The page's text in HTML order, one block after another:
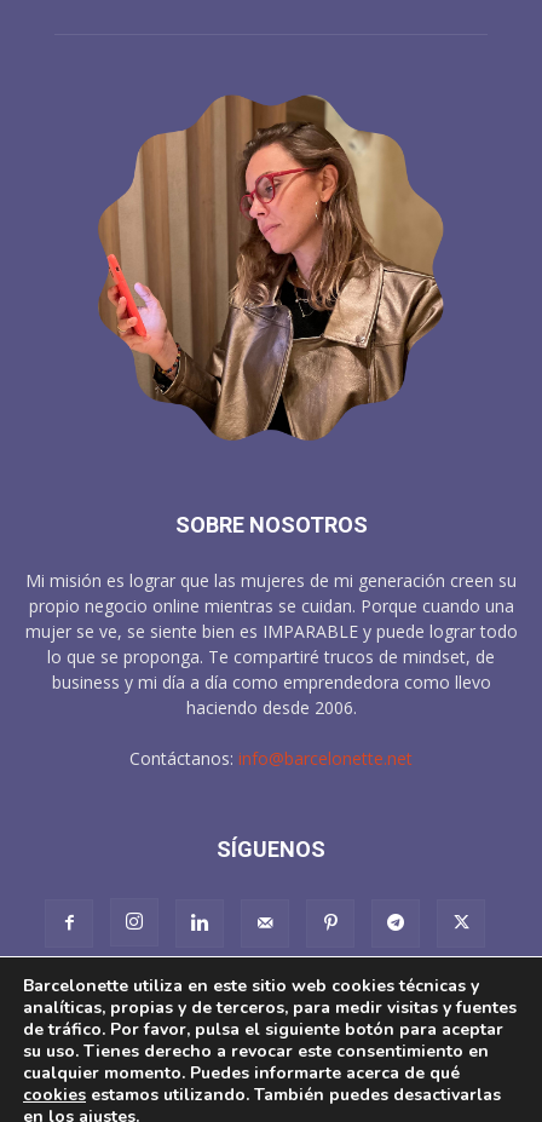
SOBRE NOSOTROS
Mi misión es lograr que las mujeres de mi generación creen su
propio negocio online mientras se cuidan. Porque cuando una
mujer se ve, se siente bien es IMPARABLE y puede lograr todo
lo que se proponga. Te compartiré trucos de mindset, de
business y mi día a día como emprendedora como llevo
haciendo desde 2006.
Contáctanos: info@barcelonette.net
SÍGUENOS
About Aviso Legal Pol. Cookies
Condiciones de Venta
Pol. Privacidad en redes sociales
Barcelonette utiliza en este sitio web cookies técnicas y
analíticas, propias y de terceros, para medir visitas y fuentes
de tráfico. Por favor, pulsa el siguiente botón para aceptar
su uso. Tienes derecho a revocar este consentimiento en
cualquier momento. Puedes informarte acerca de qué
cookies estamos utilizando. También puedes desactivarlas
en los ajustes.